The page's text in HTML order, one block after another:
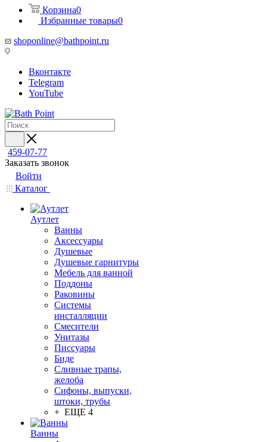
Корзина0
Избранные товары0
shoponline@bathpoint.ru
Вконтакте
Telegram
YouTube
459-07-77
Заказать звонок
Войти
Каталог
Аутлет
Ванны
Аксессуары
Душевые
Душевые гарнитуры
Мебель для ванной
Поддоны
Раковины
Системы
инсталляции
Смесители
Унитазы
Писсуары
Биде
Сливные трапы,
желоба
Сифоны, выпуски,
штоки, трубы
+ ЕЩЕ 4
Ванны